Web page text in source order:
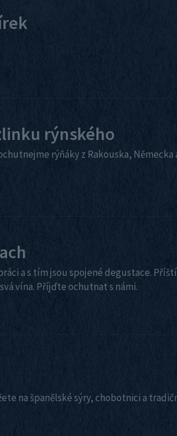
rýnského
rýňáky z Rakouska, Německa
a s tím jsou spojené degustace.
vína. Příjďte ochutnat s námi.
na španělské sýry, chobotnici a